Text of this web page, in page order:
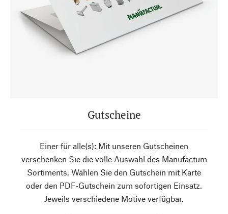
Gutscheine
Einer für alle(s): Mit unseren Gutscheinen
verschenken Sie die volle Auswahl des Manufactum
Sortiments. Wählen Sie den Gutschein mit Karte
oder den PDF-Gutschein zum sofortigen Einsatz.
Jeweils verschiedene Motive verfügbar.